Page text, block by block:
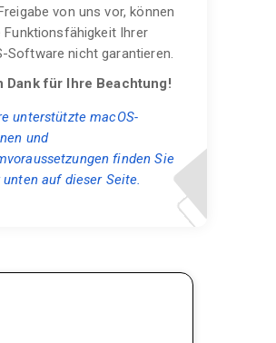
von uns vor, können
Funktionsfähigkeit Ihrer
Software nicht garantieren.
Dank für Ihre Beachtung!
unterstützte macOS-
und
finden Sie
auf dieser Seite.